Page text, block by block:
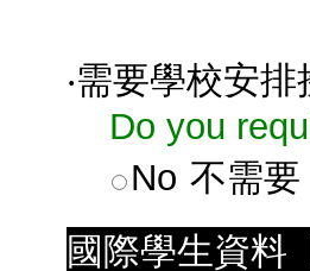
‧需要學校安排
Do you
No 不需要
國際學生資料